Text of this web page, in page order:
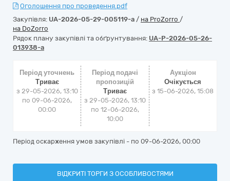
Оголошення про проведення.pdf
Закупівля: UA-2026-05-29-005119-a / на ProZorro /
на DoZorro
Рядок плану закупівлі та обґрунтування: UA-P-2026-05-26-
013938-a
Період уточнень
Триває
з 29-05-2026, 13:10
по 09-06-2026,
00:00
Період подачі
пропозицій
Триває
з 29-05-2026, 13:10
по 12-06-2026,
10:00
Аукціон
Очікується
з15-06-2026, 15:08
Період оскарження умов закупівлі - по 09-06-2026, 00:00
ВІДКРИТІ ТОРГИ З ОСОБЛИВОСТЯМИ